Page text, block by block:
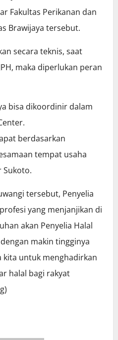
Fakultas Perikanan dan
Brawijaya tersebut.
secara teknis, saat
maka diperlukan peran
bisa dikoordinir dalam
berdasarkan
tempat usaha
Sukoto.
tersebut, Penyelia
yang menjanjikan di
akan Penyelia Halal
makin tingginya
kita untuk menghadirkan
halal bagi rakyat